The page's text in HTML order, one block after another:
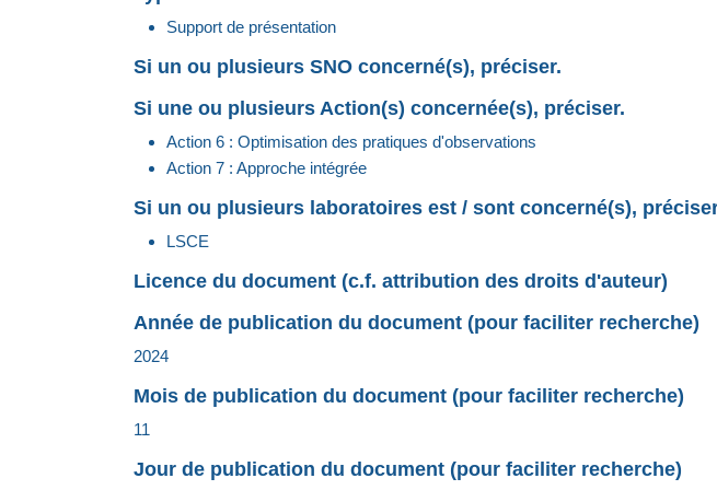
Support de présentation
Si un ou plusieurs SNO concerné(s), préciser.
Si une ou plusieurs Action(s) concernée(s), préciser.
Action 6 : Optimisation des pratiques d'observations
Action 7 : Approche intégrée
Si un ou plusieurs laboratoires est / sont concerné(s),
LSCE
Licence du document (c.f. attribution des droits d'auteur)
Année de publication du document (pour faciliter recherche)
2024
Mois de publication du document (pour faciliter recherche)
11
Jour de publication du document (pour faciliter recherche)